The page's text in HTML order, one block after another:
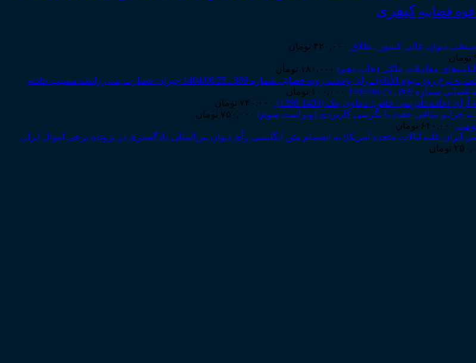
قضاییه کیفری
دیوان عالی کشور ـ طلاق ۴۲۰,۰۰۰ تومان
تومان
معاملات ملکی (چاپ دهم) ۱۸۰,۰۰۰ تومان
جبران خسارت بدنی راننده مسبب حادثه
869 ـ 1404/06/25
۱۰۰,۰۰۰ تومان
اعاده دادرسی خاص؛ دعاوی چک (1403-1398)
۷۴۰,۰۰۰ تومان
جرایم منافی عفت با نگرشی کاربردی (ویراست سوم) ۷۵۰,۰۰۰ تومان
۶۴۰,۰۰۰ تومان
رأی دیوان بین‌المللی دادگستری در پرونده برخی اموال ایران
تومان